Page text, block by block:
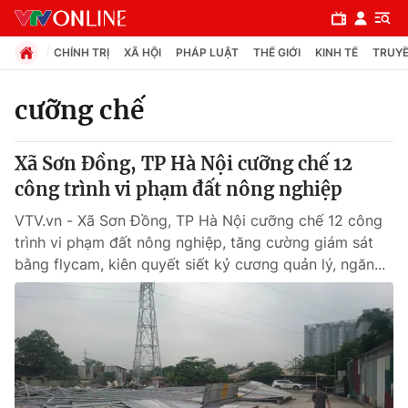
Chuyên mục
Chính trị
Xã hội
Pháp luật
Y tế
Thế giới
CHÍNH TRỊ XÃ HỘI PHÁP LUẬT THẾ GIỚI KINH TẾ
cưỡng chế
Xã Sơn Đồng, TP Hà Nội cưỡng chế 12
công trình vi phạm đất nông nghiệp
VTV.vn - Xã Sơn Đồng, TP Hà Nội cưỡng chế 12 công
trình vi phạm đất nông nghiệp, tăng cường giám sát
bằng flycam, kiên quyết siết kỷ cương quản lý, ngăn...